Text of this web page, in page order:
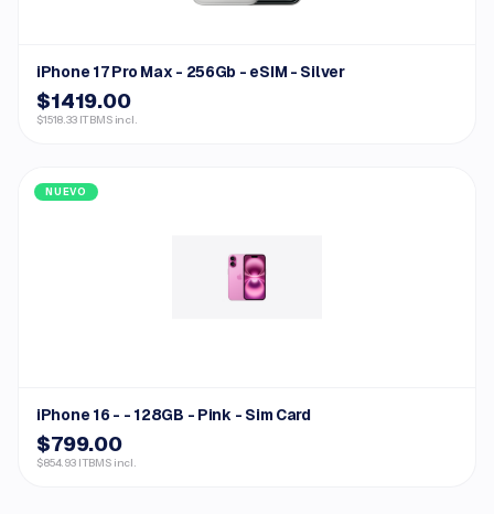
iPhone 17 Pro Max - 256Gb - eSIM - Silver
$1419.00
$1518.33 ITBMS incl.
NUEVO
iPhone 16 - - 128GB - Pink - Sim Card
$799.00
$854.93 ITBMS incl.